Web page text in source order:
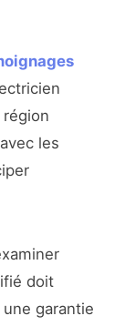
les
doit
garantie